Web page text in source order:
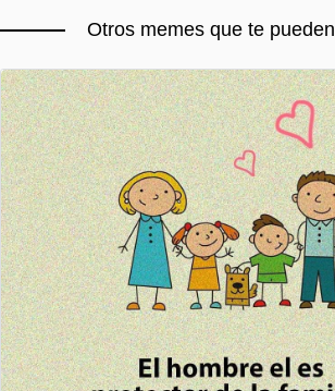
Otros memes que te